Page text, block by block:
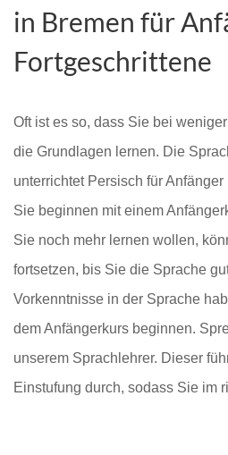
in Bremen für
Fortgeschrittene
Oft ist es so, dass Sie bei
die Grundlagen lernen. Die
unterrichtet Persisch für
Sie beginnen mit einem
Sie noch mehr lernen wollen,
fortsetzen, bis Sie die Sprache
Vorkenntnisse in der Sprache
dem Anfängerkurs beginnen.
unserem Sprachlehrer. Dieser
Einstufung durch, sodass Sie im